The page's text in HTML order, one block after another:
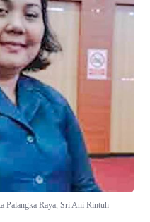
Raya, Sri Ani Rintuh